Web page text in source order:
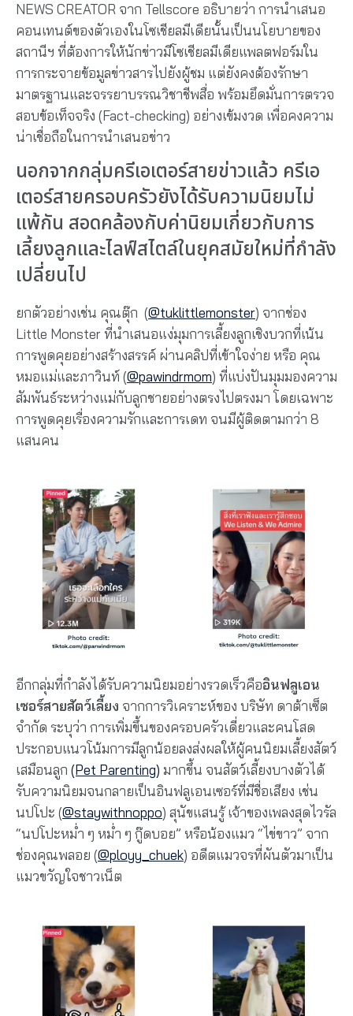
NEWS CREATOR จาก Tellscore อธิบายว่า การนำเสนอ
คอนเทนต์ของตัวเองในโซเชียลมีเดียนั้นเป็นนโยบายของ
สถานีฯ ที่ต้องการให้นักข่าวมีโซเชียลมีเดียแพลตฟอร์มใน
การกระจายข้อมูลข่าวสารไปยังผู้ชม แต่ยังคงต้องรักษา
มาตรฐานและจรรยาบรรณวิชาชีพสื่อ พร้อมยึดมั่นการตรวจ
สอบข้อเท็จจริง (Fact-checking) อย่างเข้มงวด เพื่อคงความ
น่าเชื่อถือในการนำเสนอข่าว
นอกจากกลุ่มครีเอเตอร์สายข่าวแล้ว ครีเอ
เตอร์สายครอบครัวยังได้รับความนิยมไม่
แพ้กัน สอดคล้องกับค่านิยมเกี่ยวกับการ
เลี้ยงลูกและไลฟ์สไตล์ในยุคสมัยใหม่ที่กำลัง
เปลี่ยนไป
ยกตัวอย่างเช่น คุณตุ๊ก (@tuklittlemonster) จากช่อง
Little Monster ที่นำเสนอแง่มุมการเลี้ยงลูกเชิงบวกที่เน้น
การพูดคุยอย่างสร้างสรรค์ ผ่านคลิปที่เข้าใจง่าย หรือ คุณ
หมอแม่และภาวินท์(@pawindrmom) ที่แบ่งปันมุมมองความ
สัมพันธ์ระหว่างแม่กับลูกชายอย่างตรงไปตรงมา โดยเฉพาะ
การพูดคุยเรื่องความรักและการเดท จนมีผู้ติดตามกว่า 8
แสนคน
อีกกลุ่มที่กำลังได้รับความนิยมอย่างรวดเร็วคืออินฟลูเอน
เซอร์สายสัตว์เลี้ยง จากการวิเคราะห์ของ บริษัท ดาต้าเซ็ต
จำกัด ระบุว่า การเพิ่มขึ้นของครอบครัวเดี่ยวและคนโสด
ประกอบแนวโน้มการมีลูกน้อยลงส่งผลให้ผู้คนนิยมเลี้ยงสัตว์
เสมือนลูก (Pet Parenting) มากขึ้น จนสัตว์เลี้ยงบางตัวได้
รับความนิยมจนกลายเป็นอินฟลูเอนเซอร์ที่มีชื่อเสียง เช่น
นปโปะ (@staywithnoppo) สุนัขแสนรู้ เจ้าของเพลงสุดไวรัล
“นปโปะหม่ำ ๆ หม่ำ ๆ กู๊ดบอย” หรือน้องแมว “ไข่ขาว” จาก
ช่องคุณพลอย (@ployy_chuek) อดีตแมวจรที่ผันตัวมาเป็น
แมวขวัญใจชาวเน็ต